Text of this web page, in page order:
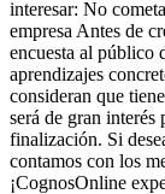
interesar: No
empresa Antes de
encuesta al público
aprendizajes
consideran que
será de gran interés
finalización. Si
contamos con los
¡CognosOnline